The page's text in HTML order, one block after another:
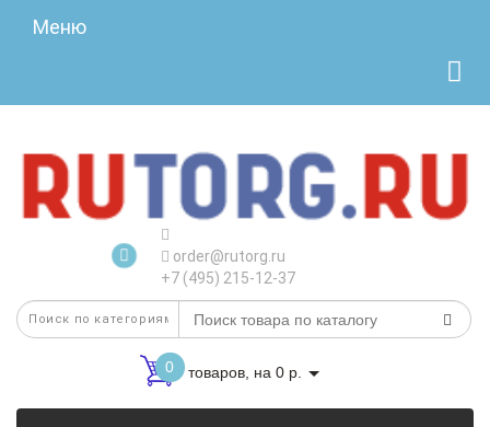
Меню
order@rutorg.ru
+7 (495) 215-12-37
0 товаров, на 0 р.